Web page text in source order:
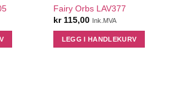
Fairy Orbs LAV377
kr115,00 Ink.MVA
LEGG I HANDLEKURV